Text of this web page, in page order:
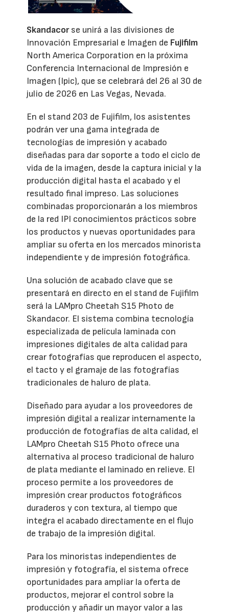
Skandacorse unirá a las divisiones de
Innovación Empresarial e Imagen de Fujifilm
North America Corporation en la próxima
Conferencia Internacional de Impresión e
Imagen (Ipic), que se celebrará del 26 al 30 de
julio de 2026 en Las Vegas, Nevada.
En el stand 203 de Fujifilm, los asistentes
podrán ver una gama integrada de
tecnologías de impresión y acabado
diseñadas para dar soporte a todo el ciclo de
vida de la imagen, desde la captura inicial y la
producción digital hasta el acabado y el
resultado final impreso. Las soluciones
combinadas proporcionarán a los miembros
de la red IPI conocimientos prácticos sobre
los productos y nuevas oportunidades para
ampliar su oferta en los mercados minorista
independiente y de impresión fotográfica.
Una solución de acabado clave que se
presentará en directo en el stand de Fujifilm
será la LAMpro Cheetah S15 Photo de
Skandacor. El sistema combina tecnología
especializada de película laminada con
impresiones digitales de alta calidad para
crear fotografías que reproducen el aspecto,
el tacto y el gramaje de las fotografías
tradicionales de haluro de plata.
Diseñado para ayudar a los proveedores de
impresión digital a realizar internamente la
producción de fotografías de alta calidad, el
LAMpro Cheetah S15 Photo ofrece una
alternativa al proceso tradicional de haluro
de plata mediante el laminado en relieve. El
proceso permite a los proveedores de
impresión crear productos fotográficos
duraderos y con textura, al tiempo que
integra el acabado directamente en el flujo
de trabajo de la impresión digital.
Para los minoristas independientes de
impresión y fotografía, el sistema ofrece
oportunidades para ampliar la oferta de
productos, mejorar el control sobre la
producción y añadir un mayor valor a las